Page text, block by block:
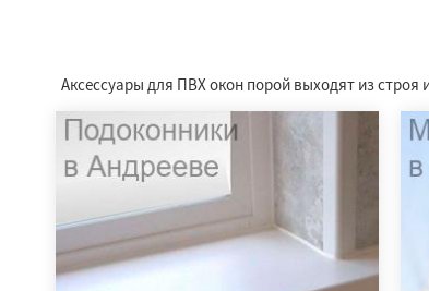
Аксессуары для ПВХ окон порой выходят из